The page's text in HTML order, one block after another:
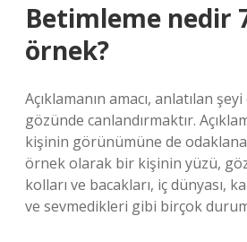
Betimleme nedir
örnek?
Açıklamanın amacı, anlatılan
gözünde canlandırmaktır.
kişinin görünümüne de
örnek olarak bir kişinin yüzü,
kolları ve bacakları, iç dünyası,
ve sevmedikleri gibi birçok